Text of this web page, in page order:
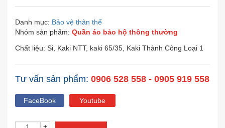
Danh mục: Bảo vệ thân thể
Nhóm sản phẩm: Quần áo bảo hộ thông thường
Chất liệu: Si, Kaki NTT, kaki 65/35, Kaki Thành Công Loại 1
Tư vấn sản phẩm: 0906 528 558 - 0905 919 558
FaceBook Youtube